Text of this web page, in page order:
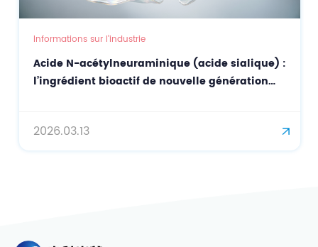
Informations sur l'industrie
Acide N-acétylneuraminique (acide sialique) :
l’ingrédient bioactif de nouvelle génération
2026.03.13